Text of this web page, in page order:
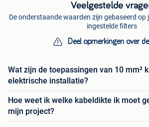
Veelgestelde
De onderstaande waarden zijn gebaseerd op
ingestelde filters
Deel opmerkingen over
Wat zijn de toepassingen van 10 mm²
elektrische installatie?
Hoe weet ik welke kabeldikte ik moet
mijn project?